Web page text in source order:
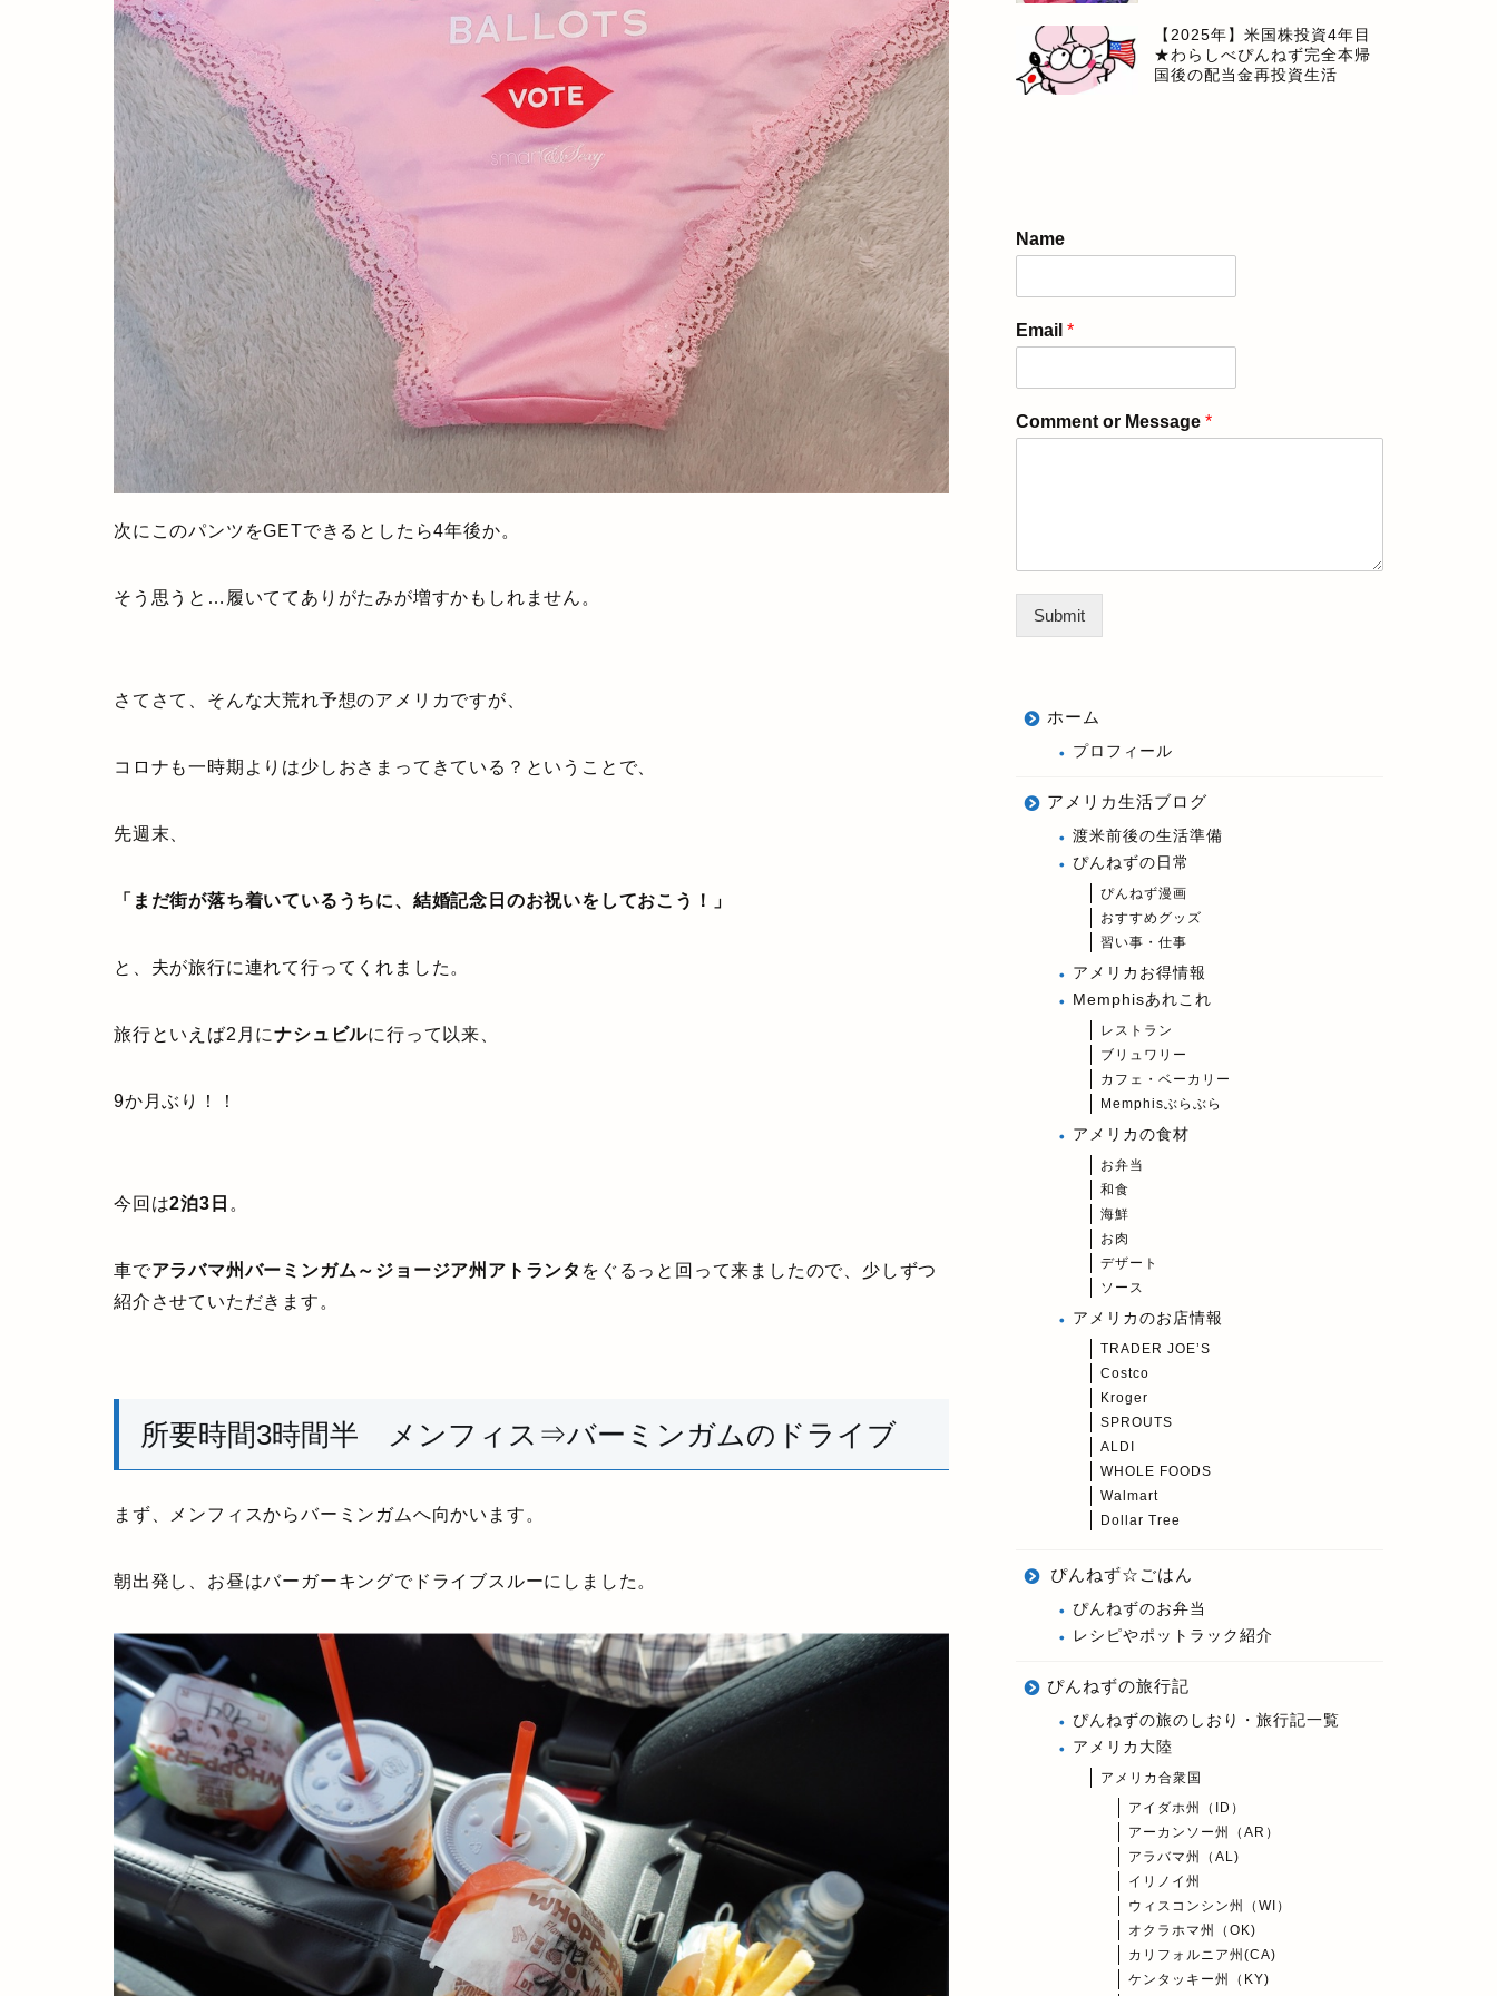
次にこのパンツをGETできるとしたら4年後か。
そう思うと…履いててありがたみが増すかもしれません。
さてさて、そんな大荒れ予想のアメリカですが、
コロナも一時期よりは少しおさまってきている？ということで、
先週末、
「まだ街が落ち着いているうちに、結婚記念日のお祝いをしておこう！」
と、夫が旅行に連れて行ってくれました。
旅行といえば2月にナシュビルに行って以来、
9か月ぶり！！
今回は2泊3日 。
車でアラバマ州バーミンガム～ジョージア州アトランタ をぐるっと回って来ましたので、少しずつ
紹介させていただきます。
所要時間3時間半 メンフィス⇒バーミンガムのドライブ
まず、メンフィスからバーミンガムへ向かいます。
朝出発し、お昼はバーガーキングでドライブスルーにしました。
【2025年】米国株投資4年目
★わらしべぴんねず完全本帰
国後の配当金再投資生活
Name
Email *
Comment or Message *
Submit
ホーム
プロフィール
アメリカ生活ブログ
渡米前後の生活準備
ぴんねずの日常
ぴんねず漫画
おすすめグッズ
習い事・仕事
アメリカお得情報
Memphisあれこれ
レストラン
ブリュワリー
カフェ・ベーカリー
Memphisぶらぶら
アメリカの食材
お弁当
和食
海鮮
お肉
デザート
ソース
アメリカのお店情報
TRADER JOE’S
Costco
Kroger
SPROUTS
ALDI
WHOLE FOODS
Walmart
Dollar Tree
ぴんねず☆ごはん
ぴんねずのお弁当
レシピやポットラック紹介
ぴんねずの旅行記
ぴんねずの旅のしおり・旅行記一覧
アメリカ大陸
アメリカ合衆国
アイダホ州（ID）
アーカンソー州（AR）
アラバマ州（AL)
イリノイ州
ウィスコンシン州（WI）
オクラホマ州（OK)
カリフォルニア州(CA)
ケンタッキー州（KY)